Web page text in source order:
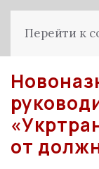
Перейти к
от